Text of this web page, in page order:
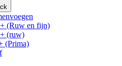
(Ruw en fijn)
(ruw)
(Prima)